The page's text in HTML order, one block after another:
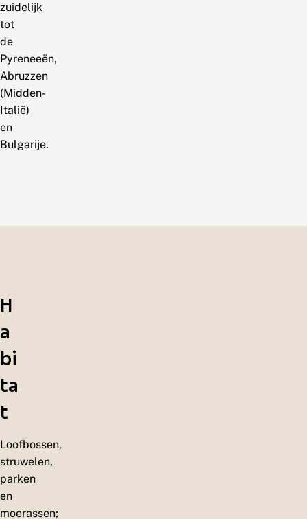
zuidelijk
tot
de
Pyreneeën,
Abruzzen
(Midden-
Italië)
en
Bulgarije.
H
a
bi
ta
t
Loofbossen,
struwelen,
parken
en
moerassen;